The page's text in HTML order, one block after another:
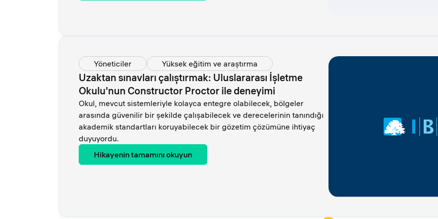
Yöneticiler Yüksek eğitim ve araştırma
Uzaktan sınavları çalıştırmak: Uluslararası İşletme
Okulu'nun Constructor Proctor ile deneyimi
Okul, mevcut sistemleriyle kolayca entegre olabilecek, bölgeler
arasında güvenilir bir şekilde çalışabilecek ve derecelerinin tanındığı
akademik standartları koruyabilecek bir gözetim çözümüne ihtiyaç
duyuyordu.
Hikayenin tamamını okuyun